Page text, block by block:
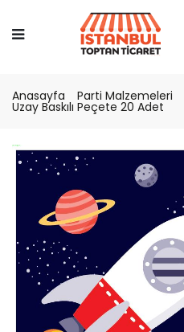
Anasayfa Parti Malzemeleri
Uzay Baskılı Peçete 20 Adet